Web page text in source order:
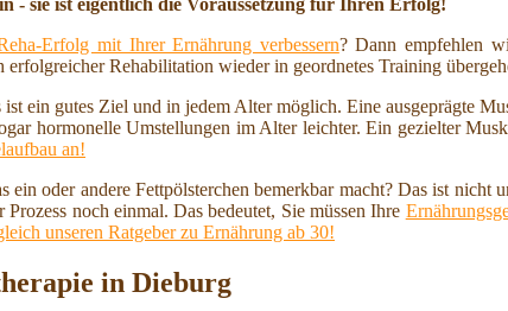
sie ist eigentlich die Voraussetzung für Ihren Erfolg!
Erfolg mit Ihrer Ernährung verbessern? Dann empfehlen
Rehabilitation wieder in geordnetes Training
ist ein gutes Ziel und in jedem Alter möglich. Eine ausgeprägte
hormonelle Umstellungen im Alter leichter. Ein gezielter
an!
ein oder andere Fettpölsterchen bemerkbar macht? Das ist
noch einmal. Das bedeutet, Sie müssen Ihre
unseren Ratgeber zu Ernährung ab 30!
in Dieburg